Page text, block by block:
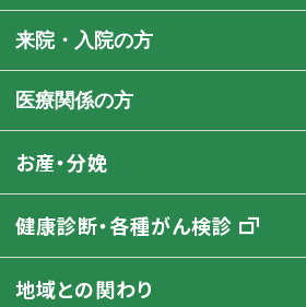
来院・入院の方
医療関係の方
お産・分娩
健康診断・各種がん検診
地域との関わり